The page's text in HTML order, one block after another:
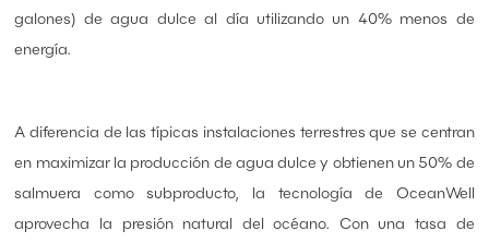
galones) de agua dulce al día utilizando un 40% menos de
energía.
A diferencia de las típicas instalaciones terrestres que se centran
en maximizar la producción de agua dulce y obtienen un 50% de
salmuera como subproducto, la tecnología de OceanWell
aprovecha la presión natural del océano. Con una tasa de